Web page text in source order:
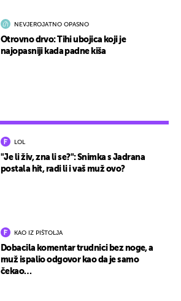
LOL
"Je li živ, zna li se?": Snimka s Jadrana
postala hit, radi li i vaš muž ovo?
KAO IZ PIŠTOLJA
Dobacila komentar trudnici bez noge, a
muž ispalio odgovor kao da je samo
čekao…
NEVJEROJATNO OPASNO
Otrovno drvo: Tihi ubojica koji je
najopasniji kada padne kiša